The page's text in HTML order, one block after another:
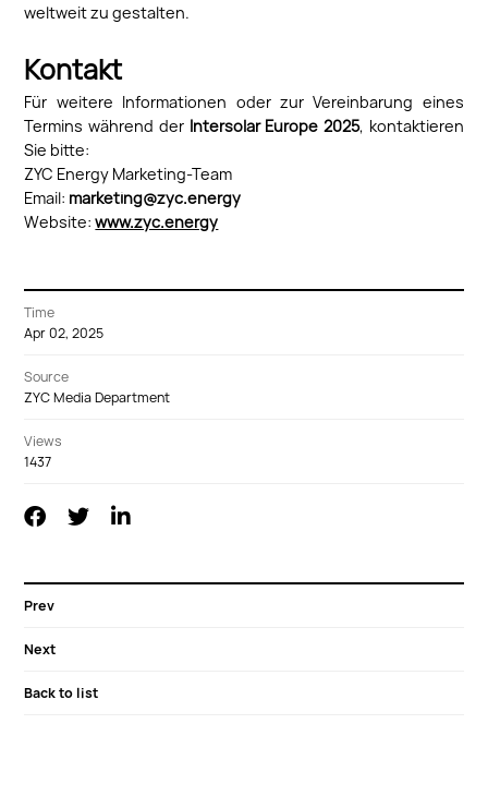
Time
Apr 02, 2025
Source
ZYC Media Department
Views
1437
Prev
Next
Back to list
weltweit zu gestalten.
Kontakt
Für weitere Informationen oder zur Vereinbarung eines
Termins während der Intersolar Europe 2025, kontaktieren
Sie bitte:
ZYC Energy Marketing-Team
Email: marketing@zyc.energy
Website:www.zyc.energy